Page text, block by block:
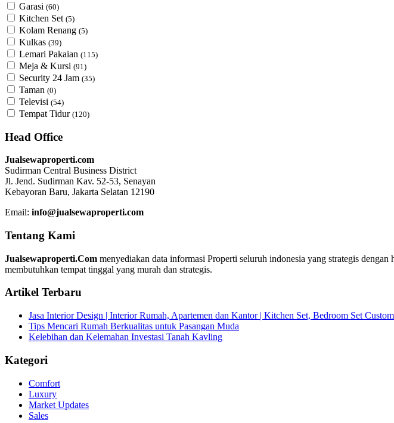
Garasi (60)
Kitchen Set (5)
Kolam Renang (5)
Kulkas (39)
Lemari Pakaian (115)
Meja & Kursi (91)
Security 24 Jam (35)
Taman (0)
Televisi (54)
Tempat Tidur (120)
Head Office
Jualsewaproperti.com
Sudirman Central Business District
Jl. Jend. Sudirman Kav. 52-53, Senayan
Kebayoran Baru, Jakarta Selatan 12190
Email: info@jualsewaproperti.com
Tentang Kami
Jualsewaproperti.Com menyediakan data informasi Properti seluruh indonesia yang strategis
membutuhkan tempat tinggal yang murah dan strategis.
Artikel Terbaru
Jasa Interior Design | Interior Rumah, Apartemen dan Kantor | Kitchen Set, Bedroom Set Custom
Tips Mencari Rumah Berkualitas untuk Pasangan Muda
Kelebihan dan Kelemahan Investasi Tanah Kavling
Kategori
Comfort
Luxury
Market Updates
Sales